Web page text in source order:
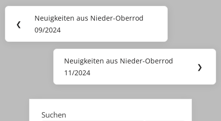
Beitragsnavigation
❮
Previous
Post:
Neuigkeiten aus Nieder-Oberrod
09/2024
Next
Post:
Neuigkeiten aus Nieder-Oberrod
11/2024
❯
Suchen